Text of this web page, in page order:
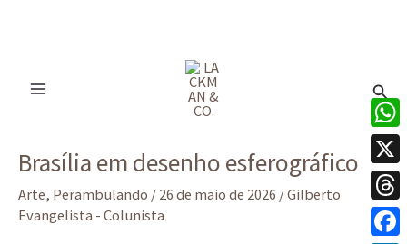
Brasília em desenho esferográfico
Arte, Perambulando / 26 de maio de 2026 /Gilberto
Evangelista - Colunista
em
desenho
esferográfico
X